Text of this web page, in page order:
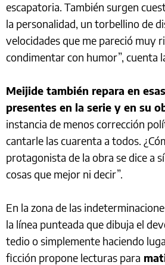
escapatoria. También surgen
la personalidad, un torbellino de
velocidades que me pareció muy
condimentar con humor”, cuenta
Meijide también repara en
presentes en la serie y en su
instancia de menos corrección
cantarle las cuarenta a todos.
protagonista de la obra se dice a
cosas que mejor ni decir”.
En la zona de las
la línea punteada que dibuja el
tedio o simplemente haciendo
ficción propone lecturas para